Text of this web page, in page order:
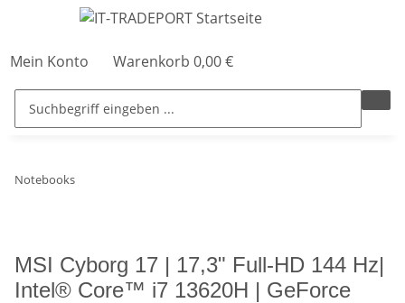
Mein Konto Warenkorb 0,00 €
Notebooks
MSI Cyborg 17 | 17,3" Full-HD 144 Hz|
Intel® Core™ i7 13620H | GeForce